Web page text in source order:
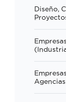
Diseño,